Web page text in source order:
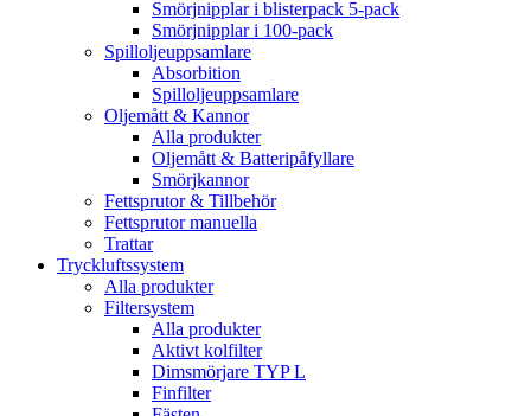
Smörjnipplar i blisterpack 5-pack
Smörjnipplar i 100-pack
Spilloljeuppsamlare
Absorbition
Spilloljeuppsamlare
Oljemått & Kannor
Alla produkter
Oljemått & Batteripåfyllare
Smörjkannor
Fettsprutor & Tillbehör
Fettsprutor manuella
Trattar
Tryckluftssystem
Alla produkter
Filtersystem
Alla produkter
Aktivt kolfilter
Dimsmörjare TYP L
Finfilter